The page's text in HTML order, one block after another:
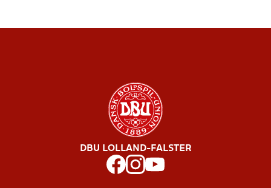
DBU LOLLAND-FALSTER